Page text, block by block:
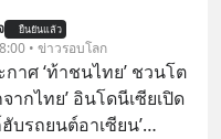
น 5 หมื่นต่อครัวเรือน
ล้านครัวเรือน ดึงแบงก์
บี้ยต่ำ
ยืนยันแล้ว
• ข่าวรอบโลก
าศ ‘ท้าชนไทย’ ชวนโต
ากไทย’ อินโดนีเซียเปิด
บรถยนต์อาเซียน’